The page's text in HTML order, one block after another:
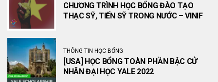
CHƯƠNG TRÌNH HỌC BỔNG ĐÀO TẠO
THẠC SỸ, TIẾN SỸ TRONG NƯỚC – VINIF
THÔNG TIN HỌC BỔNG
[USA] HỌC BỔNG TOÀN PHẦN BẬC CỬ
NHÂN ĐẠI HỌC YALE 2022